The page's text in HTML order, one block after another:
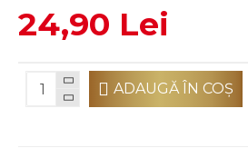
24,90 Lei
ADAUGĂ ÎN COŞ